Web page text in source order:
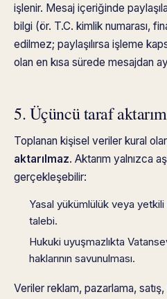
işlenir. Mesaj içeriğinde
bilgi (ör. T.C. kimlik numarası,
edilmez; paylaşılırsa işleme
olan en kısa sürede mesajdan
5. Üçüncü taraf
Toplanan kişisel veriler kural
aktarılmaz. Aktarım yalnızca
gerçekleşebilir:
Yasal yükümlülük veya
talebi.
Hukuki uyuşmazlıkta
haklarının savunulması.
Veriler reklam, pazarlama,